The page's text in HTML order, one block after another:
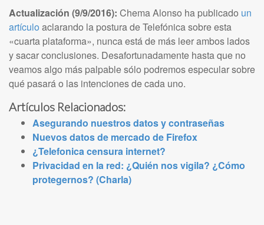
Actualización (9/9/2016): Chema Alonso ha publicado un
artículo aclarando la postura de Telefónica sobre esta
«cuarta plataforma», nunca está de más leer ambos lados
y sacar conclusiones. Desafortunadamente hasta que no
veamos algo más palpable sólo podremos especular sobre
qué pasará o las intenciones de cada uno.
Artículos Relacionados:
Asegurando nuestros datos y contraseñas
Nuevos datos de mercado de Firefox
¿Telefonica censura internet?
Privacidad en la red: ¿Quién nos vigila? ¿Cómo
protegernos? (Charla)